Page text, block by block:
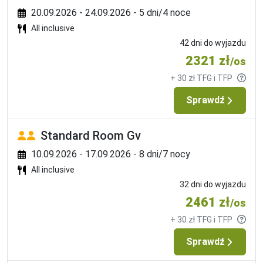
barach wskazanych przez hotel w godzinach ich otwarcia
od 10:00 do 24:00
- 2 restauracje w tym 1 przy aquaparku płatna, 3 bary
- 2 baseny zewnętrzne
- Zjeżdżalnie - dostępne w zależności od warunków
pogodowych
- Basen dla dzieci
- Wi-Fi - bezpłatne
20.09.2026 - 24.09.2026 - 5 dni/4 noce
All inclusive
42 dni do wyjazdu
2321 zł/os
+ 30 zł TFG i TFP
Sprawdź
Standard Room Gv
10.09.2026 - 17.09.2026 - 8 dni/7 nocy
All inclusive
32 dni do wyjazdu
2461 zł/os
+ 30 zł TFG i TFP
Sprawdź